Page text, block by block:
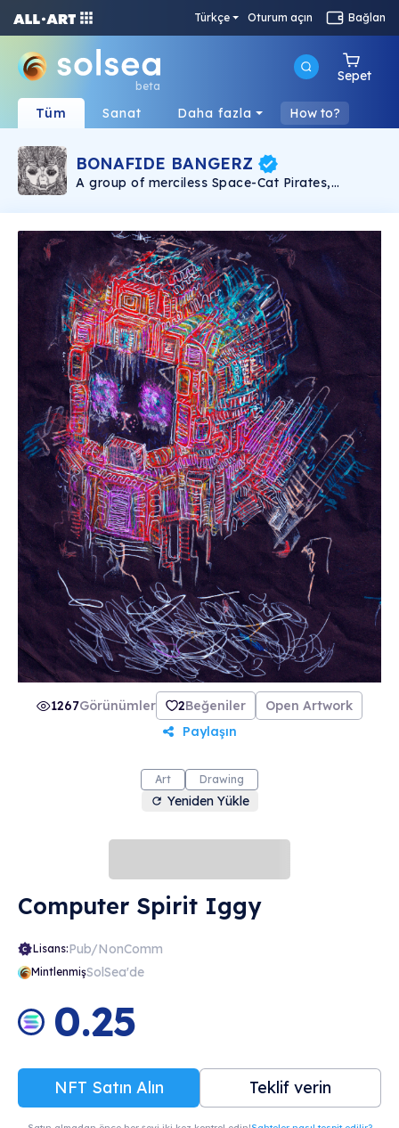
Türkçe Oturum açın Bağlan
beta
Sepet
Tüm Sanat Daha fazla How to?
BONAFIDE BANGERZ
A group of merciless Space-Cat Pirates,
second official digital art collection from
1267Görünümler 2Beğeniler
Open Artwork
Paylaşın
Art Drawing
Yeniden Yükle
Computer Spirit Iggy
Lisans:Pub/NonComm
MintlenmişSolSea'de
0.25
NFT Satın Alın Teklif verin